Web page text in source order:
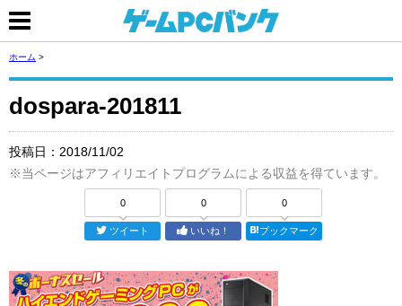
ホーム >
dospara-201811
投稿日： 2018/11/02
※当ページはアフィリエイトプログラムによる収益を得ています。
0
ツイート
0
いいね！
0
ブックマーク